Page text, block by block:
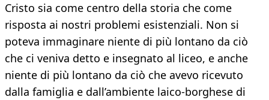
Cristo sia come centro della storia che come
risposta ai nostri problemi esistenziali. Non si
poteva immaginare niente di più lontano da ciò
che ci veniva detto e insegnato al liceo, e anche
niente di più lontano da ciò che avevo ricevuto
dalla famiglia e dall’ambiente laico-borghese di